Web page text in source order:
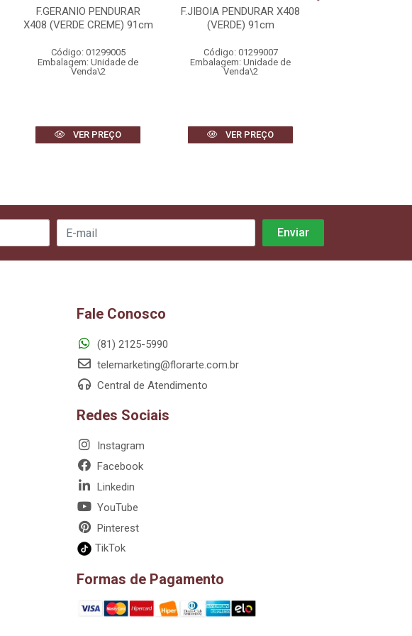
F.GERANIO PENDURAR
X408 (VERDE CREME) 91cm
Código: 01299005
Embalagem: Unidade de
Venda\2
VER PREÇO
F.JIBOIA PENDURAR X408
(VERDE) 91cm
Código: 01299007
Embalagem: Unidade de
Venda\2
VER PREÇO
Fale Conosco
(81) 2125-5990
telemarketing@florarte.com.br
Central de Atendimento
Redes Sociais
Instagram
Facebook
Linkedin
YouTube
Pinterest
TikTok
Formas de Pagamento